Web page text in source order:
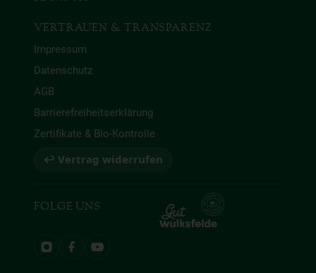
VERTRAUEN & TRANSPARENZ
Impressum
Datenschutz
AGB
Barrierefreiheitserklärung
Zertifikate & Bio-Kontrolle
↩ Vertrag widerrufen
FOLGE UNS